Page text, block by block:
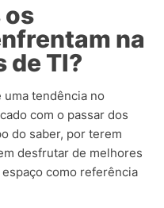
os
na
de TI?
uma tendência no
com o passar dos
do saber, por terem
desfrutar de melhores
como referência